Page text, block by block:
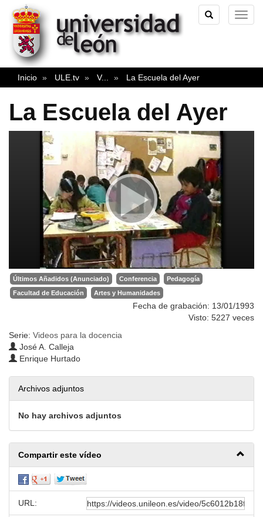
TOGGLE
SEARCH
Inicio ULE.tv V... La Escuela del Ayer
La Escuela del Ayer
Últimos Añadidos (Anunciado) Conferencia
Pedagogía
Facultad de Educación
Artes y Humanidades
Fecha de grabación: 13/01/1993
Visto: 5227 veces
Serie: Videos para la docencia
José A. Calleja
Enrique Hurtado
Archivos adjuntos
No hay archivos adjuntos
Compartir este vídeo
URL: